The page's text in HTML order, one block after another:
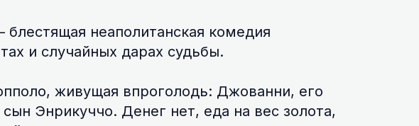
неаполитанская комедия
и случайных дарах судьбы.
живущая впроголодь: Джованни, его
Энрикуччо. Денег нет, еда на вес золота,